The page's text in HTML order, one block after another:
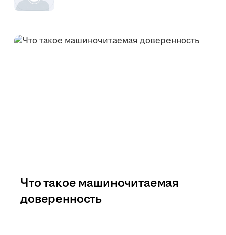
Что такое машиночитаемая
доверенность